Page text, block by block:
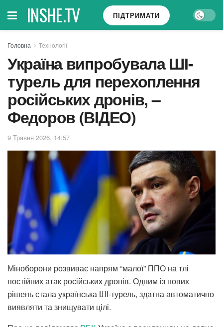
INSHE.TV ПІДТРИМАТИ
Головна Технології
Україна випробувала ШІ-
турель для перехоплення
російських дронів, –
Федоров (ВIДЕО)
9 Травня 2026, 14:57
Міноборони розвиває напрям “малої” ППО на тлі
постійних атак російських дронів. Одним із нових
рішень стала українська ШІ-турель, здатна автоматично
виявляти та знищувати цілі.